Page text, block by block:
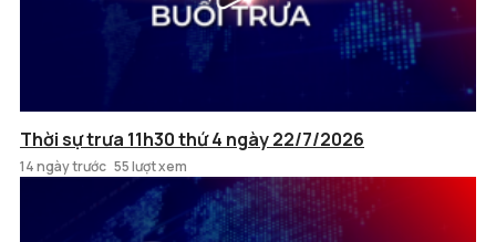
Thời sự trưa 11h30 thứ 4 ngày 22/7/2026
14 ngày trước 55 lượt xem